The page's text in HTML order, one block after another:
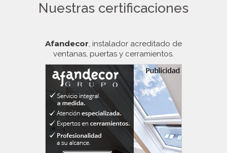
Nuestras certificaciones
Afandecor, instalador acreditado de
ventanas, puertas y cerramientos.